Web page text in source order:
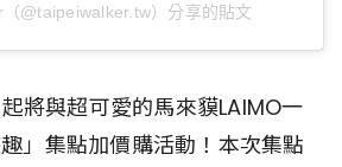
@taipeiwalker.tw）分享的貼文
將與超可愛的馬來貘LAIMO一
」集點加價購活動！本次集點